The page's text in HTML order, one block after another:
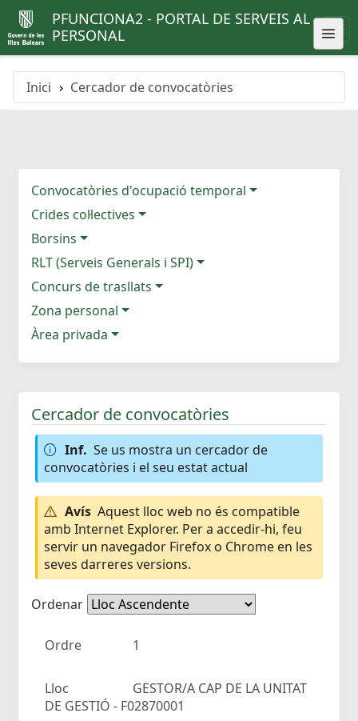
PFUNCIONA2 - PORTAL DE SERVEIS AL
PERSONAL
Inici Cercador de convocatòries
Convocatòries d'ocupació temporal
Crides col·lectives
Borsins
RLT (Serveis Generals i SPI)
Concurs de trasllats
Zona personal
Àrea privada
Cercador de convocatòries
Inf. Se us mostra un cercador de
convocatòries i el seu estat actual
Avís Aquest lloc web no és compatible
amb Internet Explorer. Per a accedir-hi, feu
servir un navegador Firefox o Chrome en les
seves darreres versions.
Ordenar
Ordre 1
Lloc
GESTOR/A CAP DE LA UNITAT
DE GESTIÓ - F02870001